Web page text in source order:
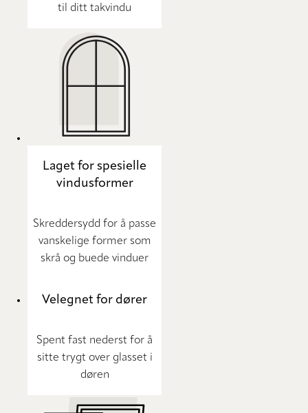
til ditt takvindu
Laget for spesielle
vindusformer
Skreddersydd for å passe
vanskelige former som
skrå og buede vinduer
Velegnet for dører
Spent fast nederst for å
sitte trygt over glasset i
døren